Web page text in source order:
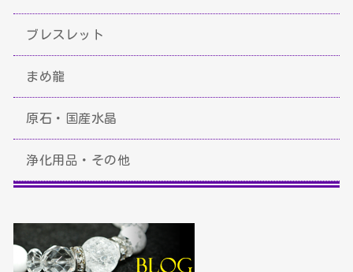
ブレスレット
まめ龍
原石・国産水晶
浄化用品・その他